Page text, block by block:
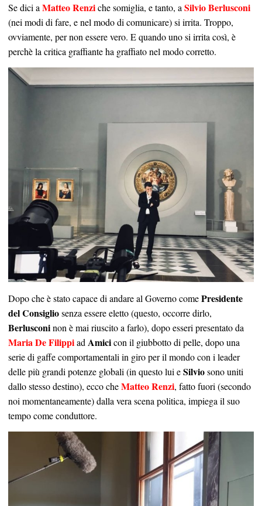
Se dici aMatteo Renziche somiglia, e tanto, aSilvio Berlusconi
(nei modi di fare, e nel modo di comunicare) si irrita. Troppo,
ovviamente, per non essere vero. E quando uno si irrita così, è
perchè la critica graffiante ha graffiato nel modo corretto.
Dopo che è stato capace di andare al Governo comePresidente
del Consigliosenza essere eletto (questo, occorre dirlo,
Berlusconinon è mai riuscito a farlo), dopo esseri presentato da
Maria De FilippiadAmicicon il giubbotto di pelle, dopo una
serie di gaffe comportamentali in giro per il mondo con i leader
delle più grandi potenze globali (in questo lui eSilviosono uniti
dallo stesso destino), ecco cheMatteo Renzi, fatto fuori (secondo
noi momentaneamente) dalla vera scena politica, impiega il suo
tempo come conduttore.